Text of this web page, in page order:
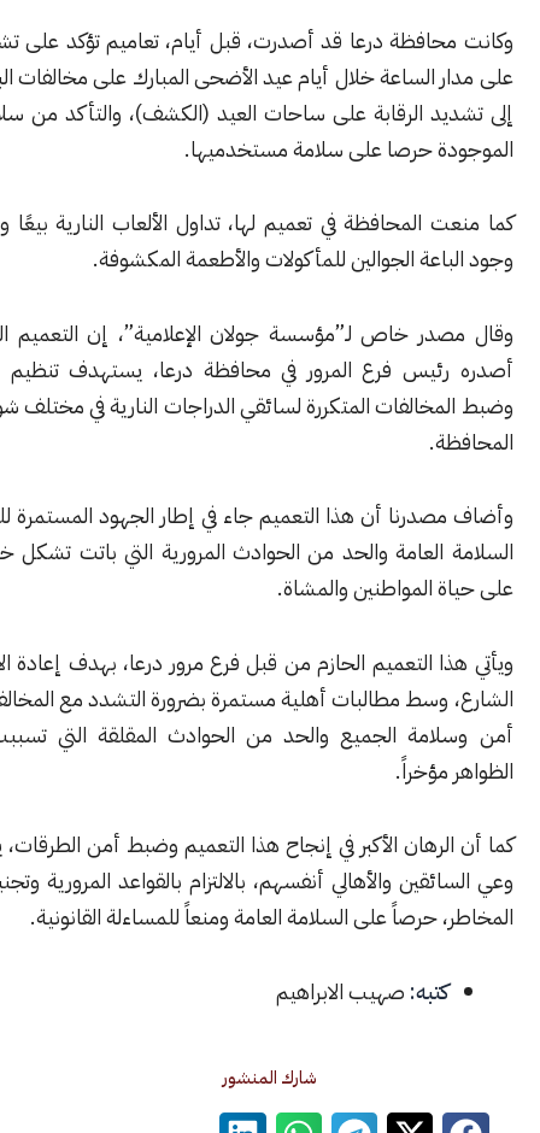
درعا قد أصدرت، قبل أيام، تعاميم تؤكد على تشديد الرقابة
الساعة خلال أيام عيد الأضحى المبارك على مخالفات البناء، إضافة
الرقابة على ساحات العيد (الكشف)، والتأكد من سلامة الألعاب
حرصا على سلامة مستخدميها.
المحافظة في تعميم لها، تداول الألعاب النارية بيعًا وشراءً، ومنع
الجوالين للمأكولات والأطعمة المكشوفة.
خاص لـ”مؤسسة جولان الإعلامية”، إن التعميم الصارم الذي
فرع المرور في محافظة درعا، يستهدف تنظيم حركة السير
المتكررة لسائقي الدراجات النارية في مختلف شوارع وأحياء
أن هذا التعميم جاء في إطار الجهود المستمرة للحفاظ على
العامة والحد من الحوادث المرورية التي باتت تشكل خطراً حقيقياً
المواطنين والمشاة.
التعميم الحازم من قبل فرع مرور درعا، بهدف إعادة الانضباط إلى
وسط مطالبات أهلية مستمرة بضرورة التشدد مع المخالفين، لضمان
الجميع والحد من الحوادث المقلقة التي تسببت بها هذه
الأكبر في إنجاح هذا التعميم وضبط أمن الطرقات، يتوقف على
والأهالي أنفسهم، بالالتزام بالقواعد المرورية وتجنيب أبنائهم
حرصاً على السلامة العامة ومنعاً للمساءلة القانونية.
صهيب الابراهيم
شارك المنشور